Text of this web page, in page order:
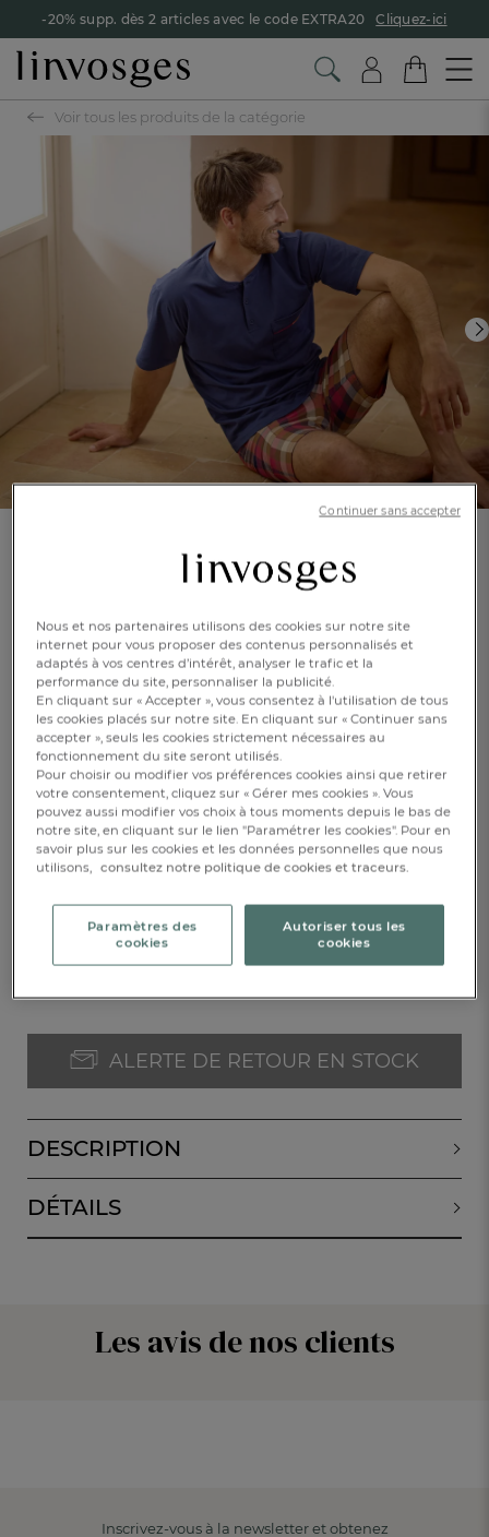
-20% supp. dès 2 articles avec le code EXTRA20 Cliquez-ici
FR DE
AT
Voir tous les produits de la catégorie
Pyjama short homme
Photo de famille
Réf : 998111601
Carreaux tissé-
teint
En savoir +
Caractéristique :
Pyjama short
M XL L
XXL
CHF. 69.-
ALERTE DE RETOUR EN STOCK
DESCRIPTION
DÉTAILS
Les avis de nos clients
Inscrivez-vous à la newsletter et obtenez
Nous et nos partenaires utilisons des cookies sur notre site
internet pour vous proposer des contenus personnalisés et
adaptés à vos centres d’intérêt, analyser le trafic et la
performance du site, personnaliser la publicité.
En cliquant sur « Accepter », vous consentez à l'utilisation de tous
les cookies placés sur notre site. En cliquant sur « Continuer sans
accepter », seuls les cookies strictement nécessaires au
fonctionnement du site seront utilisés.
Pour choisir ou modifier vos préférences cookies ainsi que retirer
votre consentement, cliquez sur « Gérer mes cookies ». Vous
pouvez aussi modifier vos choix à tous moments depuis le bas de
notre site, en cliquant sur le lien "Paramétrer les cookies". Pour en
savoir plus sur les cookies et les données personnelles que nous
utilisons, consultez notre politique de cookies et traceurs.
Paramètres des
cookies
Autoriser tous les
cookies
Continuer sans accepter